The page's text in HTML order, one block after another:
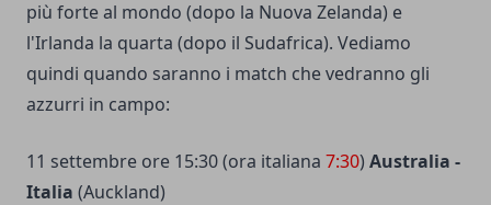
più forte al mondo (dopo la Nuova Zelanda) e
l'Irlanda la quarta (dopo il Sudafrica). Vediamo
quindi quando saranno i match che vedranno gli
azzurri in campo:
11 settembre ore 15:30 (ora italiana 7:30) Australia -
Italia (Auckland)